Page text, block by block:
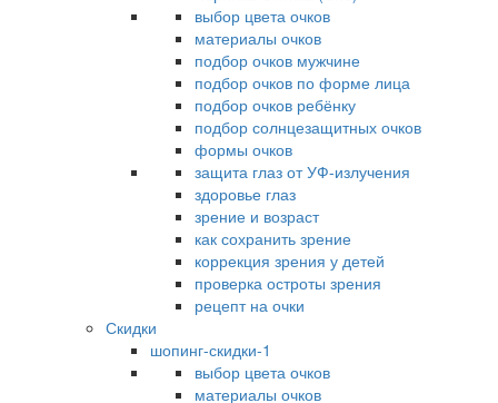
выбор цвета очков
материалы очков
подбор очков мужчине
подбор очков по форме лица
подбор очков ребёнку
подбор солнцезащитных очков
формы очков
защита глаз от УФ-излучения
здоровье глаз
зрение и возраст
как сохранить зрение
коррекция зрения у детей
проверка остроты зрения
рецепт на очки
Скидки
шопинг-скидки-1
выбор цвета очков
материалы очков